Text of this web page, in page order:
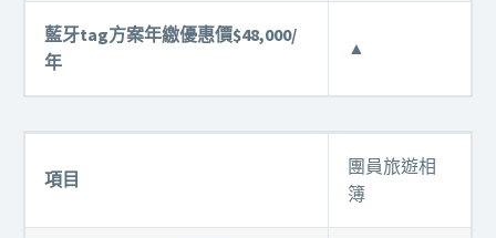
藍牙tag方案年繳優惠價$48,000/
年
▲
項目
團員旅遊相
簿